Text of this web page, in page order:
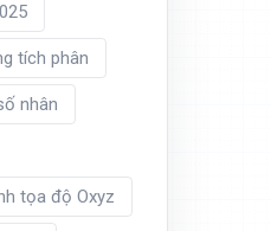
tích phân
nhân
tọa độ Oxyz